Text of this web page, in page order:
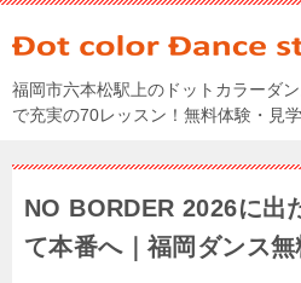
福岡市六本松駅上のドットカラーダ
で充実の70レッスン！無料体験・見学
NO BORDER 2026に出
て本番へ｜福岡ダンス